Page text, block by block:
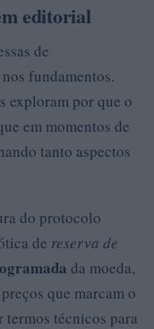
editorial
de
fundamentos.
exploram por que o
em momentos de
tanto aspectos
do protocolo
de reserva de
da moeda,
que marcam o
técnicos para